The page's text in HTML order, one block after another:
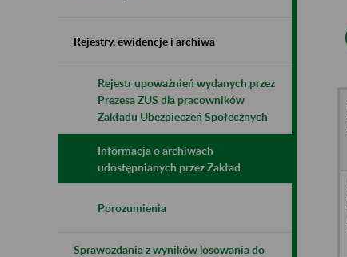
Rejestry, ewidencje i archiwa
Rejestr upoważnień wydanych przez
Prezesa ZUS dla pracowników
Zakładu Ubezpieczeń Społecznych
Informacja o archiwach
udostępnianych przez Zakład
Porozumienia
Sprawozdania z wyników losowania do